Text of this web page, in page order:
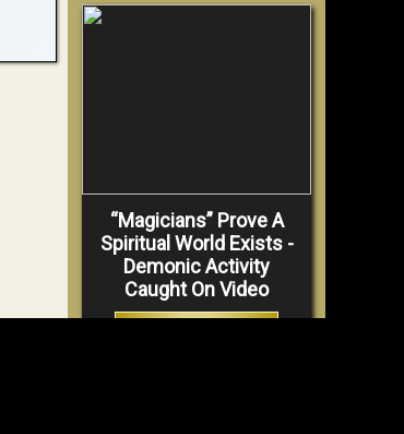
“Magicians” Prove A
Spiritual World Exists -
Demonic Activity
Caught On Video